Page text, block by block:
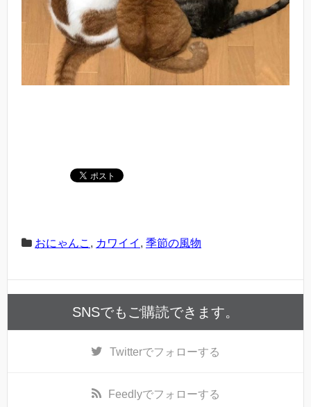
おにゃんこ , カワイイ , 季節の風物
SNSでもご購読できます。
Twitterでフォローする
Feedlyでフォローする